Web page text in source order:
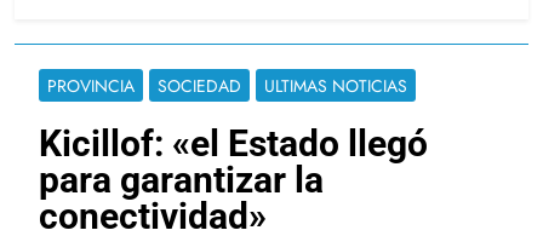
PROVINCIA SOCIEDAD ULTIMAS NOTICIAS
Kicillof: «el Estado llegó
para garantizar la
conectividad»